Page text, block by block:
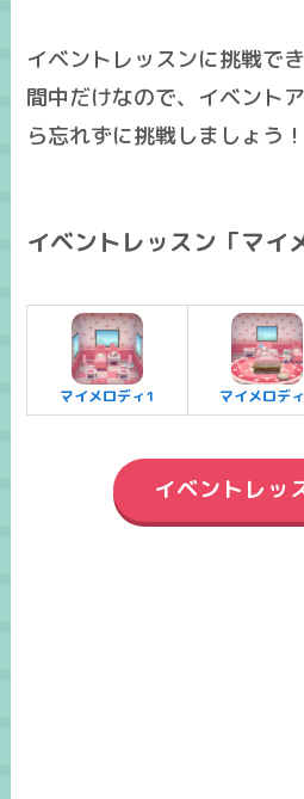
イベントレッスンに挑戦で
間中だけなので、イベント
ら忘れずに挑戦しましょう！
イベントレッスン「マイ
マイメロディ1 マイメロデ
イベントレッ